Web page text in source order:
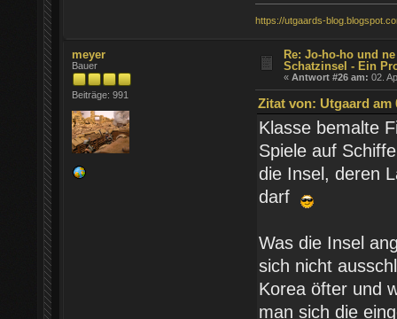
https://utgaards-
meyer
Bauer
Beiträge: 991
Re: Jo-ho-ho und
Schatzinsel - Ein
«Antwort #26 am: 02.
Zitat von: Utgaard am
Klasse bemalte
Spiele auf
die Insel, deren
darf
Was die Insel
sich nicht
Korea öfter und
man sich die